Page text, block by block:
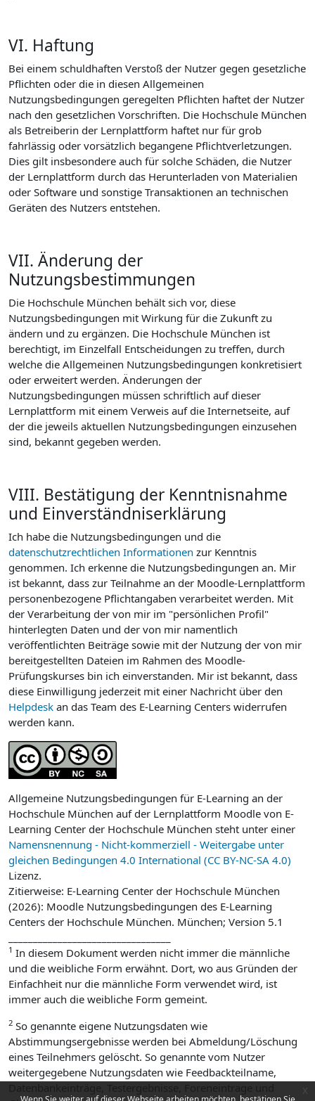
VI. Haftung
Bei einem schuldhaften Verstoß der Nutzer gegen gesetzliche
Pflichten oder die in diesen Allgemeinen
Nutzungsbedingungen geregelten Pflichten haftet der Nutzer
nach den gesetzlichen Vorschriften. Die Hochschule München
als Betreiberin der Lernplattform haftet nur für grob
fahrlässig oder vorsätzlich begangene Pflichtverletzungen.
Dies gilt insbesondere auch für solche Schäden, die Nutzer
der Lernplattform durch das Herunterladen von Materialien
oder Software und sonstige Transaktionen an technischen
Geräten des Nutzers entstehen.
VII. Änderung der
Nutzungsbestimmungen
Die Hochschule München behält sich vor, diese
Nutzungsbedingungen mit Wirkung für die Zukunft zu
ändern und zu ergänzen. Die Hochschule München ist
berechtigt, im Einzelfall Entscheidungen zu treffen, durch
welche die Allgemeinen Nutzungsbedingungen konkretisiert
oder erweitert werden. Änderungen der
Nutzungsbedingungen müssen schriftlich auf dieser
Lernplattform mit einem Verweis auf die Internetseite, auf
der die jeweils aktuellen Nutzungsbedingungen einzusehen
sind, bekannt gegeben werden.
VIII. Bestätigung der Kenntnisnahme
und Einverständniserklärung
Ich habe die Nutzungsbedingungen und die
datenschutzrechtlichen Informationen zur Kenntnis
genommen. Ich erkenne die Nutzungsbedingungen an. Mir
ist bekannt, dass zur Teilnahme an der Moodle-Lernplattform
personenbezogene Pflichtangaben verarbeitet werden. Mit
der Verarbeitung der von mir im "persönlichen Profil"
hinterlegten Daten und der von mir namentlich
veröffentlichten Beiträge sowie mit der Nutzung der von mir
bereitgestellten Dateien im Rahmen des Moodle-
Prüfungskurses bin ich einverstanden. Mir ist bekannt, dass
diese Einwilligung jederzeit mit einer Nachricht über den
Helpdesk an das Team des E-Learning Centers widerrufen
werden kann.
Allgemeine Nutzungsbedingungen für E-Learning an der
Hochschule München auf der Lernplattform Moodle von E-
Learning Center der Hochschule München steht unter einer
Namensnennung - Nicht-kommerziell - Weitergabe unter
gleichen Bedingungen 4.0 International (CC BY-NC-SA 4.0)
Lizenz.
Zitierweise: E-Learning Center der Hochschule München
(2026): Moodle Nutzungsbedingungen des E-Learning
Centers der Hochschule München. München; Version 5.1
1 In diesem Dokument werden nicht immer die männliche
und die weibliche Form erwähnt. Dort, wo aus Gründen der
Einfachheit nur die männliche Form verwendet wird, ist
immer auch die weibliche Form gemeint.
2 So genannte eigene Nutzungsdaten wie
Abstimmungsergebnisse werden bei Abmeldung/Löschung
eines Teilnehmers gelöscht. So genannte vom Nutzer
weitergegebene Nutzungsdaten wie Feedbackteilname,